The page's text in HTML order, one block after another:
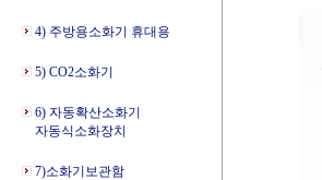
4) 주방용소화기 휴대용
5) CO2소화기
6) 자동확산소화기
자동식소화장치
7)소화기보관함